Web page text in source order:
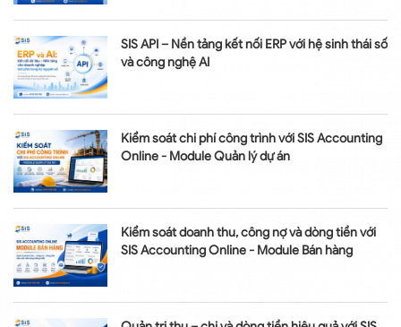
SIS API – Nền tảng kết nối ERP với hệ sinh thái số
và công nghệ AI
Kiểm soát chi phí công trình với SIS Accounting
Online - Module Quản lý dự án
Kiểm soát doanh thu, công nợ và dòng tiền với
SIS Accounting Online - Module Bán hàng